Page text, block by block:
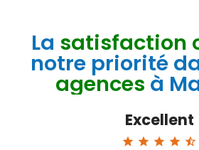
La satisfaction
notre priorité
agences à
Excellent
star star star star star_half